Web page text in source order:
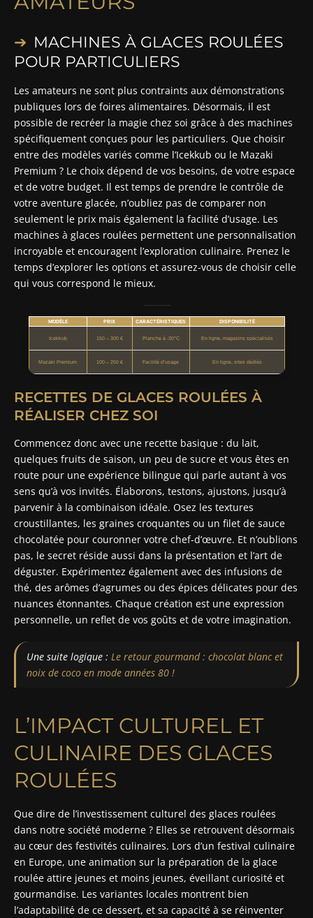
MACHINES À GLACES ROULÉES
POUR PARTICULIERS
Les amateurs ne sont plus contraints aux démonstrations
publiques lors de foires alimentaires. Désormais, il est
possible de recréer la magie chez soi grâce à des machines
spécifiquement conçues pour les particuliers. Que choisir
entre des modèles variés comme l’Icekkub ou le Mazaki
Premium ? Le choix dépend de vos besoins, de votre espace
et de votre budget. Il est temps de prendre le contrôle de
votre aventure glacée, n’oubliez pas de comparer non
seulement le prix mais également la facilité d’usage. Les
machines à glaces roulées permettent une personnalisation
incroyable et encouragent l’exploration culinaire. Prenez le
temps d’explorer les options et assurez-vous de choisir celle
qui vous correspond le mieux.
MODÈLE PRIX CARACTÉRISTIQUES DISPONIBILITÉ
Icekkub 150 – 300 € Planche à -30°C En ligne, magasins spécialisés
Mazaki Premium 100 – 250 € Facilité d’usage En ligne, sites dédiés
RECETTES DE GLACES ROULÉES À
RÉALISER CHEZ SOI
Commencez donc avec une recette basique : du lait,
quelques fruits de saison, un peu de sucre et vous êtes en
route pour une expérience bilingue qui parle autant à vos
sens qu’à vos invités. Élaborons, testons, ajustons, jusqu’à
parvenir à la combinaison idéale. Osez les textures
croustillantes, les graines croquantes ou un filet de sauce
chocolatée pour couronner votre chef-d’œuvre. Et n’oublions
pas, le secret réside aussi dans la présentation et l’art de
déguster. Expérimentez également avec des infusions de
thé, des arômes d’agrumes ou des épices délicates pour des
nuances étonnantes. Chaque création est une expression
personnelle, un reflet de vos goûts et de votre imagination.
Une suite logique : Le retour gourmand : chocolat blanc et
noix de coco en mode années 80 !
L’IMPACT CULTUREL ET
CULINAIRE DES GLACES
ROULÉES
Que dire de l’investissement culturel des glaces roulées
dans notre société moderne ? Elles se retrouvent désormais
au cœur des festivités culinaires. Lors d’un festival culinaire
en Europe, une animation sur la préparation de la glace
roulée attire jeunes et moins jeunes, éveillant curiosité et
gourmandise. Les variantes locales montrent bien
l’adaptabilité de ce dessert, et sa capacité à se réinventer